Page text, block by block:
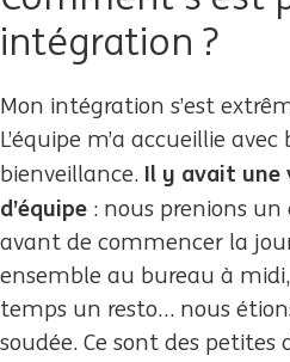
intégration ?
Mon intégration s’est
L’équipe m’a accueillie
bienveillance. Il y avait une
d’équipe : nous prenions
avant de commencer la
ensemble au bureau à
temps un resto… nous
soudée. Ce sont des petites